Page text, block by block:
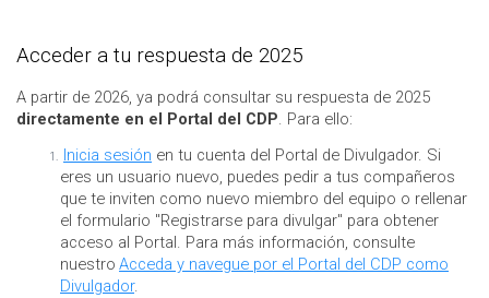
Acceder a tu respuesta de 2025
A partir de 2026, ya podrá consultar su respuesta de 2025
directamente en el Portal del CDP. Para ello:
Inicia sesión en tu cuenta del Portal de Divulgador. Si
eres un usuario nuevo, puedes pedir a tus compañeros
que te inviten como nuevo miembro del equipo o rellenar
el formulario "Registrarse para divulgar" para obtener
acceso al Portal. Para más información, consulte
nuestro Acceda y navegue por el Portal del CDP como
Divulgador.